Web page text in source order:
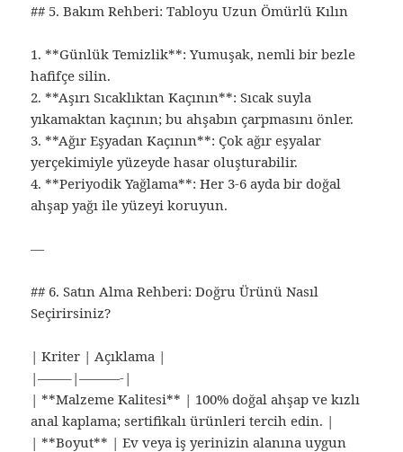
## 5. Bakım Rehberi: Tabloyu Uzun Ömürlü Kılın
1. **Günlük Temizlik**: Yumuşak, nemli bir bezle
hafifçe silin.
2. **Aşırı Sıcaklıktan Kaçının**: Sıcak suyla
yıkamaktan kaçının; bu ahşabın çarpmasını önler.
3. **Ağır Eşyadan Kaçının**: Çok ağır eşyalar
yerçekimiyle yüzeyde hasar oluşturabilir.
4. **Periyodik Yağlama**: Her 3-6 ayda bir doğal
ahşap yağı ile yüzeyi koruyun.
—
## 6. Satın Alma Rehberi: Doğru Ürünü Nasıl
Seçirirsiniz?
| Kriter | Açıklama |
|——–|———-|
| **Malzeme Kalitesi** | 100% doğal ahşap ve kızlı
anal kaplama; sertifikalı ürünleri tercih edin. |
| **Boyut** | Ev veya iş yerinizin alanına uygun